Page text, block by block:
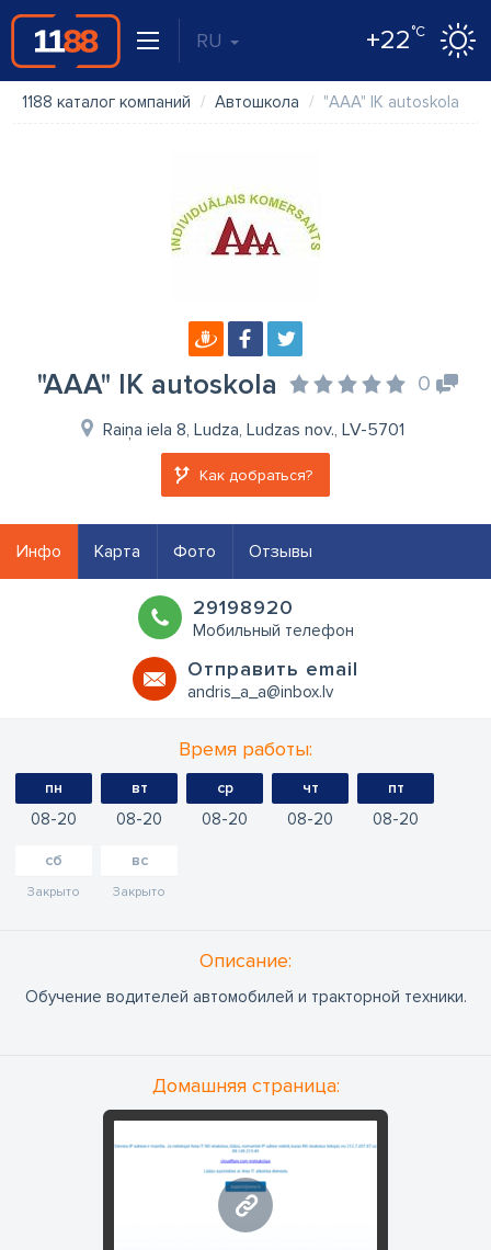
RU +22°C
1188 каталог компаний Автошкола "AAA" IK autoskola
"AAA" IK autoskola 0
Raiņa iela 8, Ludza, Ludzas nov., LV-5701
Как добраться?
Инфо Карта Фото Отзывы
29198920
Мобильный телефон
Oтправить email
andris_a_a@inbox.lv
Время работы:
пн
08 20
вт
08 20
ср
08 20
чт
08 20
пт
08 20
сб
Закрыто
вс
Закрыто
Oписание:
Обучение водителей автомобилей и тракторной техники.
Домашняя страница: